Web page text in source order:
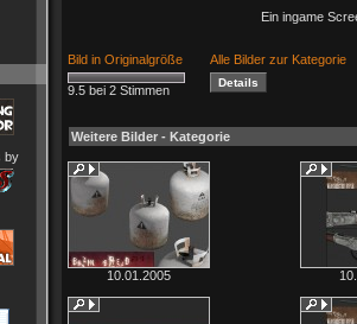
by
Ein ingame
Bild in Originalgröße Alle Bilder zur Kategorie
9.5 bei 2 Stimmen
Weitere Bilder - Kategorie
10.01.2005